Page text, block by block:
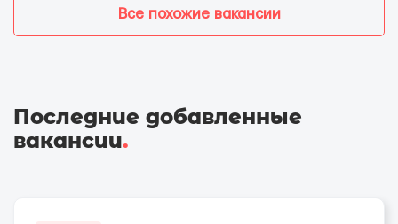
Все похожие вакансии
Последние добавленные
вакансии.